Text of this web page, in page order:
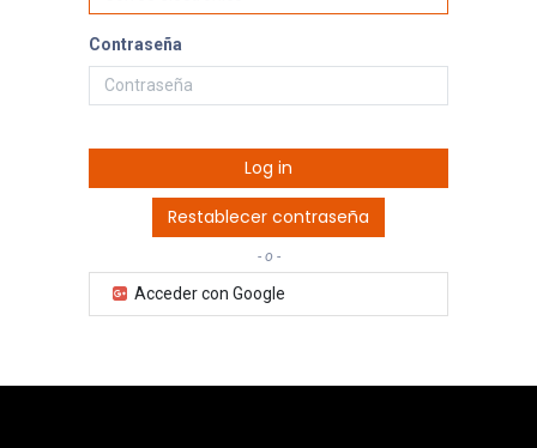
Contraseña
Log in
Restablecer contraseña
- o -
Acceder con Google